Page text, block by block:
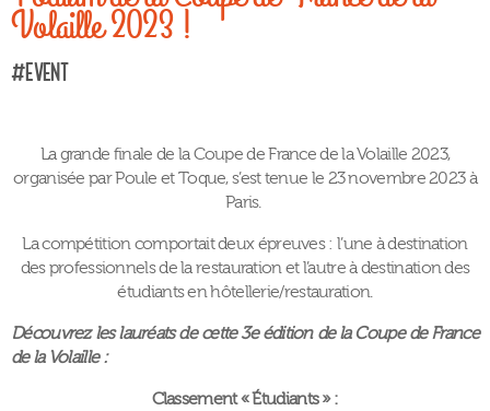
Volaille 2023 !
#Event
La grande finale de la Coupe de France de la Volaille 2023,
organisée par Poule et Toque, s’est tenue le 23 novembre 2023 à
Paris.
La compétition comportait deux épreuves : l’une à destination
des professionnels de la restauration et l’autre à destination des
étudiants en hôtellerie/restauration.
Découvrez les lauréats de cette 3e édition de la Coupe de France
de la Volaille :
Classement « Étudiants » :